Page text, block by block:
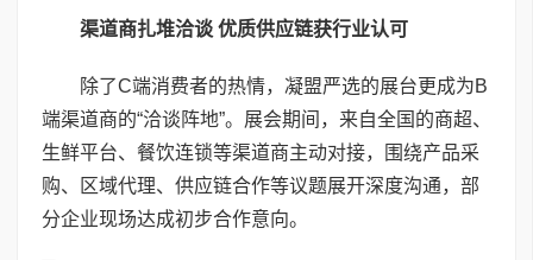
渠道商扎堆洽谈 优质供应链获行业认可
除了C端消费者的热情，凝盟严选的展台更成为B
端渠道商的“洽谈阵地”。展会期间，来自全国的商超、
生鲜平台、餐饮连锁等渠道商主动对接，围绕产品采
购、区域代理、供应链合作等议题展开深度沟通，部
分企业现场达成初步合作意向。